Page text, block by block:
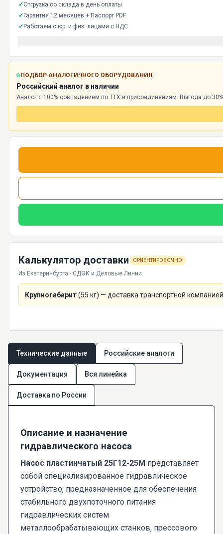
✓Отгрузка со склада в день оплаты
✓ Гарантия 12 месяцев + Паспорт PDF
✓ Работаем с юр. и физ. лицами с НДС
ПОДБОР АНАЛОГИЧНОГО ОБОРУДОВАНИЯ
Российский аналог в наличии
Аналог с 100% совпадением по ТТХ и присоединениям. Выгода до
Калькулятор доставки ОРИЕНТИРОВОЧНО
Из Екатеринбурга · СДЭК и Деловые Линии.
Крупногабарит(55 кг) — доставка транспортной
Технические данные Российские аналоги
Документация Вся линейка
Доставка по России
Описание и назначение
гидравлического насоса
Насос пластинчатый 25Г12-25М представляет
собой специализированное гидравлическое
устройство, предназначенное для обеспечения
стабильного двухпоточного питания
гидравлических систем
металлообрабатывающих станков, прессового